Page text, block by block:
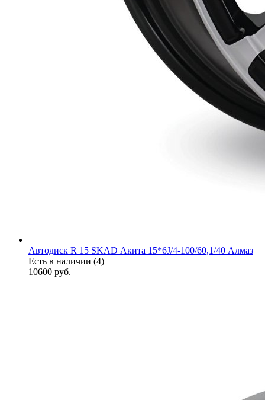
Автодиск R 15 SKAD Акита 15*6J/4-100/60,1/40 Алмаз
Есть в наличии (4)
10600 руб.